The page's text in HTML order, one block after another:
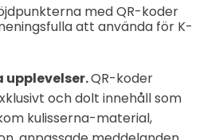
med QR-koder
att använda för K-
QR-koder
och dolt innehåll som
kulisserna-material,